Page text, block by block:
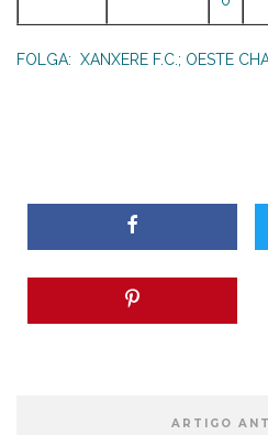
FOLGA: XANXERE F.C.; OESTE
ARTIGO